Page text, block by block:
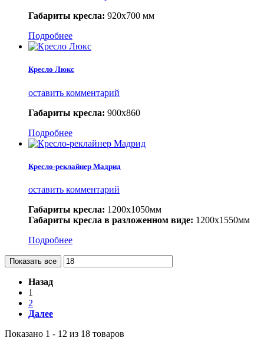
Габариты кресла: 920х700 мм
Подробнее
Кресло Люкс
оставить комментарий
Габариты кресла: 900х860
Подробнее
Кресло-реклайнер Мадрид
оставить комментарий
Габариты кресла: 1200х1050мм
Габариты кресла в разложенном виде: 1200х1550мм
Подробнее
Показать все
Назад
1
2
Далее
Показано 1 - 12 из 18 товаров